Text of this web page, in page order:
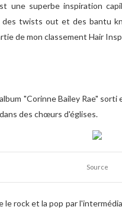
une superbe inspiration
des twists out et des bantu
de mon classement Hair
"Corinne Bailey Rae"
des chœurs d'églises.
Source
le rock et la pop par